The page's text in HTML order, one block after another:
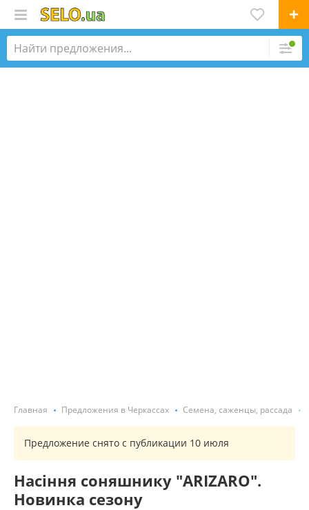
Главная Предложения в Черкассах Семена, саженцы, рассада
Предложение снято с публикации 10 июля
Насіння соняшнику "ARIZARO".
Новинка сезону